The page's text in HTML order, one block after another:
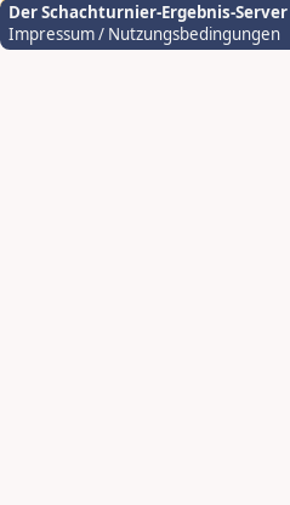
Der Schachturnier-Ergebnis-Server
Impressum / Nutzungsbedingungen